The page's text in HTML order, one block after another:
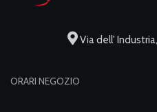
Via dell'
ORARI NEGOZIO